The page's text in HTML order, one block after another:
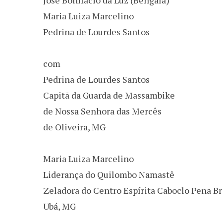
Maria Luiza Marcelino
Pedrina de Lourdes Santos
com
Pedrina de Lourdes Santos
Capitã da Guarda de Massambike
de Nossa Senhora das Mercês
de Oliveira, MG
Maria Luiza Marcelino
Liderança do Quilombo Namastê
Zeladora do Centro Espírita Caboclo Pena
Ubá, MG